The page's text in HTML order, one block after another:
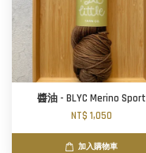
醬油 - BLYC Merino Sport
NT$ 1,050
加入購物車